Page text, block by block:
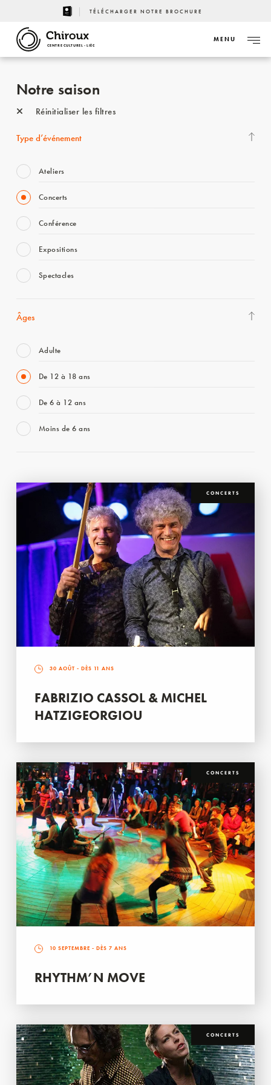
TÉLÉCHARGER NOTRE BROCHURE
CENTRE CULTUREL - LIÈGE
MENU
Notre saison
Réinitialiser les filtres
Type d’événement
Ateliers
Concerts
Conférence
Expositions
Spectacles
Âges
Adulte
De 12 à 18 ans
De 6 à 12 ans
Moins de 6 ans
CONCERTS
30 AOÛT - DÈS 11 ANS
FABRIZIO CASSOL & MICHEL
HATZIGEORGIOU
CONCERTS
10 SEPTEMBRE - DÈS 7 ANS
RHYTHM’N MOVE
CONCERTS